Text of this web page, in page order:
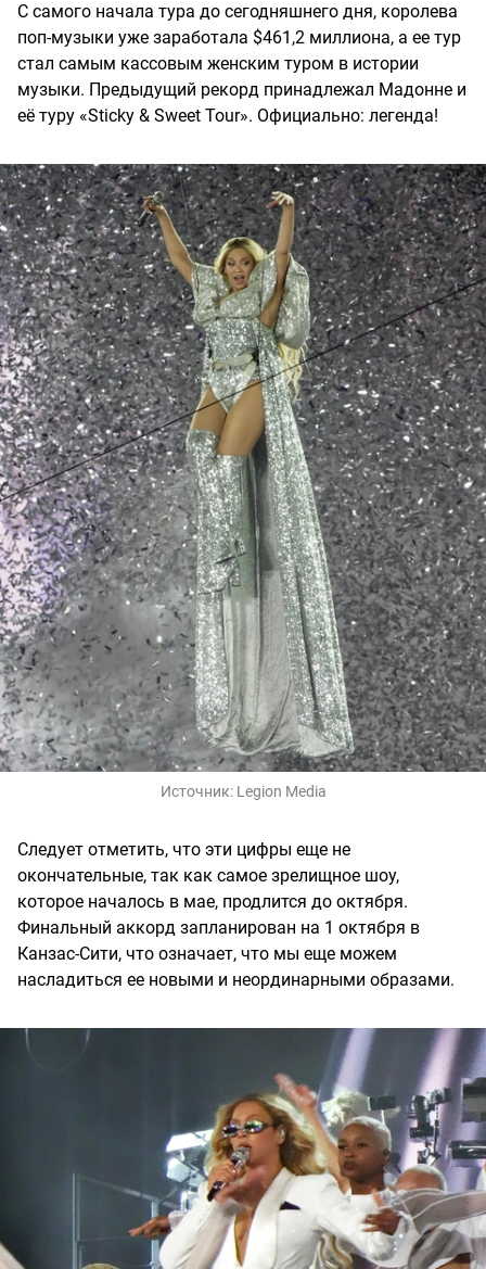
С самого начала тура до сегодняшнего дня, королева
поп-музыки уже заработала $461,2 миллиона, а ее тур
стал самым кассовым женским туром в истории
музыки. Предыдущий рекорд принадлежал Мадонне и
её туру «Sticky & Sweet Tour». Официально: легенда!
Источник: Legion Media
Следует отметить, что эти цифры еще не
окончательные, так как самое зрелищное шоу,
которое началось в мае, продлится до октября.
Финальный аккорд запланирован на 1 октября в
Канзас-Сити, что означает, что мы еще можем
насладиться ее новыми и неординарными образами.